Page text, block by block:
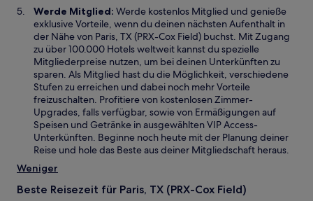
Werde Mitglied: Werde kostenlos Mitglied und genieße
exklusive Vorteile, wenn du deinen nächsten Aufenthalt in
der Nähe von Paris, TX (PRX-Cox Field) buchst. Mit Zugang
zu über 100.000 Hotels weltweit kannst du spezielle
Mitgliederpreise nutzen, um bei deinen Unterkünften zu
sparen. Als Mitglied hast du die Möglichkeit, verschiedene
Stufen zu erreichen und dabei noch mehr Vorteile
freizuschalten. Profitiere von kostenlosen Zimmer-
Upgrades, falls verfügbar, sowie von Ermäßigungen auf
Speisen und Getränke in ausgewählten VIP Access-
Unterkünften. Beginne noch heute mit der Planung deiner
Reise und hole das Beste aus deiner Mitgliedschaft heraus.
Weniger
Beste Reisezeit für Paris, TX (PRX-Cox Field)